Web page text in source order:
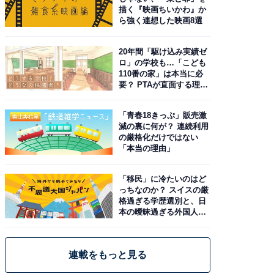
描く『映画ちいかわ』か
ら強く連想した映画8選
20年間「駆け込み実績ゼ
ロ」の学校も…「こども
110番の家」は本当に必
要？ PTAが直面する理想
「青春18きっぷ」販売激
減の裏に何が？ 連続利用
の厳格化だけではない
「本当の理由」
「移民」に冷たいのはど
っちなのか？ スイスの厳
格過ぎる学歴選別と、日
本の曖昧過ぎる外国人政
連載をもっと見る